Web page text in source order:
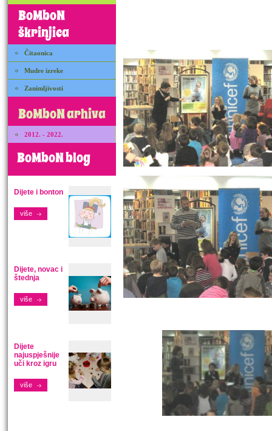
BoMboN
škrinjica
Čitaonica
Mudre izreke
Zanimljivosti
BoMboN arhiva
2012. - 2022.
BoMboN blog
Dijete i bonton
više
Dijete, novac i
štednja
više
Dijete
najuspješnije
uči kroz igru
više